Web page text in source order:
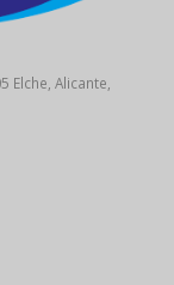
Elche, Alicante,